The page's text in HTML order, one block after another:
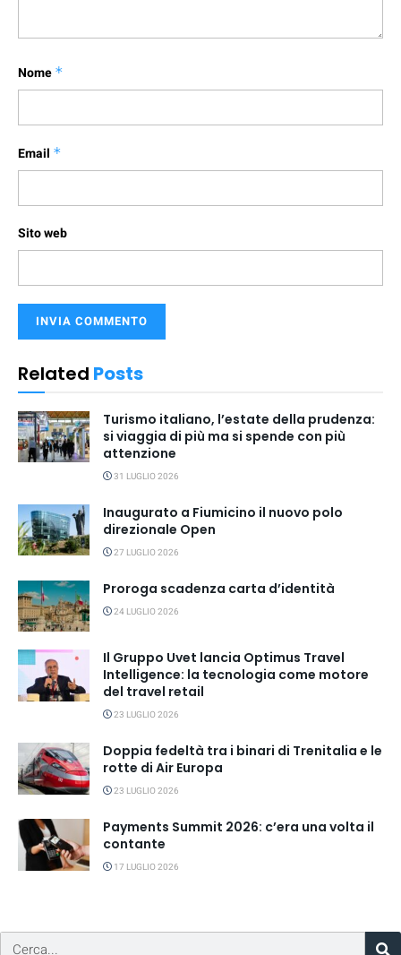
Nome *
Email *
Sito web
Related Posts
Turismo italiano, l’estate della prudenza:
si viaggia di più ma si spende con più
attenzione
31 LUGLIO 2026
Inaugurato a Fiumicino il nuovo polo
direzionale Open
27 LUGLIO 2026
Proroga scadenza carta d’identità
24 LUGLIO 2026
Il Gruppo Uvet lancia Optimus Travel
Intelligence: la tecnologia come motore
del travel retail
23 LUGLIO 2026
Doppia fedeltà tra i binari di Trenitalia e le
rotte di Air Europa
23 LUGLIO 2026
Payments Summit 2026: c’era una volta il
contante
17 LUGLIO 2026